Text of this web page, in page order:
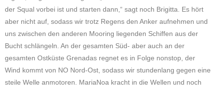
der Squal vorbei ist und starten dann,“ sagt noch Brigitta. Es hört
aber nicht auf, sodass wir trotz Regens den Anker aufnehmen und
uns zwischen den anderen Mooring liegenden Schiffen aus der
Bucht schlängeln. An der gesamten Süd- aber auch an der
gesamten Ostküste Grenadas regnet es in Folge nonstop, der
Wind kommt von NO Nord-Ost, sodass wir stundenlang gegen eine
steile Welle anmotoren. MariaNoa kracht in die Wellen und noch